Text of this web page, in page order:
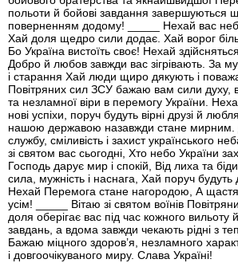
польоти й бойові завдання завершуються
поверненням додому! _____ Нехай вас
Хай доля щедро сили додає. Хай ворог
Бо Україна вистоїть своє! Нехай
Добро й любов завжди вас зігрівають. За
і старання Хай люди щиро дякують і
Повітряних сил ЗСУ бажаю вам сили духу,
та незламної віри в перемогу України.
нові успіхи, поруч будуть вірні друзі й
нашою державою назавжди стане мирним.
службу, сміливість і захист українського
зі святом вас сьогодні, Хто небо України
Господь дарує мир і спокій, Від лиха та
сила, мужність і наснага, Хай поруч будуть
Нехай Перемога стане нагородою, А
усім! _____ Вітаю зі святом воїнів
доля оберігає вас під час кожного
завдань, а вдома завжди чекають рідні з
Бажаю міцного здоров’я, незламного
і довгоочікуваного миру. Слава Україні!